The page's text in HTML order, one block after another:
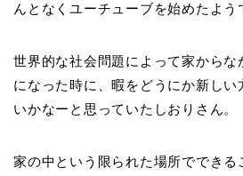
んとなくユーチューブを始めたよう
世界的な社会問題によって家からな
になった時に、暇をどうにか新しい
いかなーと思っていたしおりさん。
家の中という限られた場所でできる